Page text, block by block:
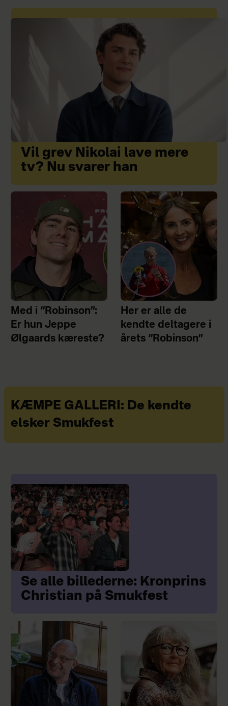
Vil grev Nikolai lave mere
tv? Nu svarer han
Med i “Robinson”:
Er hun Jeppe
Ølgaards kæreste?
Her er alle de
kendte deltagere i
årets “Robinson”
KÆMPE GALLERI: De kendte
elsker Smukfest
Se alle billederne: Kronprins
Christian på Smukfest